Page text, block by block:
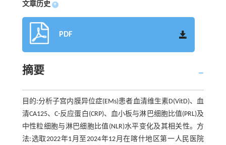
文章历史 +
PDF
摘要
目的:分析子宫内膜异位症(EMs)患者血清维生素D(VitD)、血
清CA125、C-反应蛋白(CRP)、血小板与淋巴细胞比值(PRL)及
中性粒细胞与淋巴细胞比值(NLR)水平变化及其相关性。方
法:选取2022年1月至2024年12月在喀什地区第一人民医院